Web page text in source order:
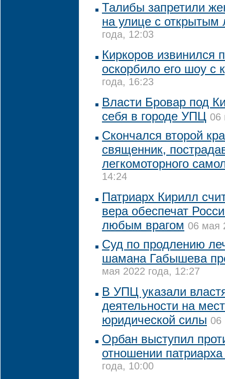
Талибы запретили
на улице с открытым
года, 12:03
Киркоров извинился
оскорбило его шоу с
года, 16:23
Власти Бровар под
себя в городе УПЦ 06
Скончался второй
священник,
легкомоторного
14:24
Патриарх Кирилл
вера обеспечат
любым врагом 06 мая
Суд по продлению
шамана Габышева
мая 2022 года, 12:27
В УПЦ указали
деятельности на
юридической силы 06
Орбан выступил
отношении
года, 10:00